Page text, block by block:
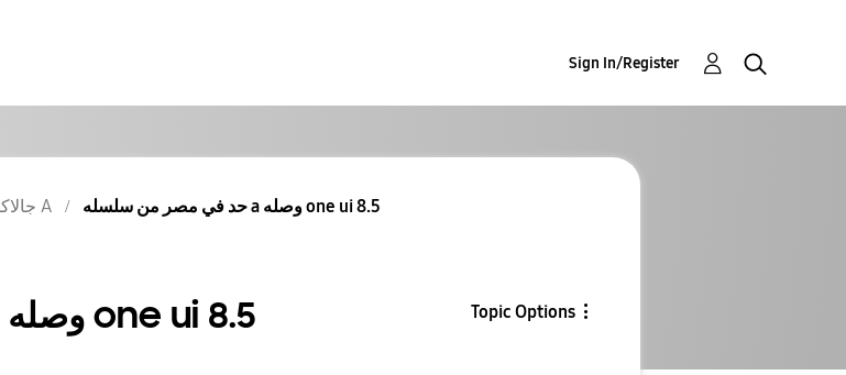
Sign In/Register
جالاكسى A حد في مصر من سلسله a وصله one ui 8.5
حد في مصر من سلسله a وصله one ui 8.5 Topic Options